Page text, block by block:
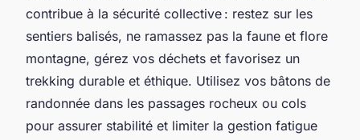
contribue à la sécurité collective : restez sur les
sentiers balisés, ne ramassez pas la faune et flore
montagne, gérez vos déchets et favorisez un
trekking durable et éthique. Utilisez vos bâtons de
randonnée dans les passages rocheux ou cols
pour assurer stabilité et limiter la gestion fatigue